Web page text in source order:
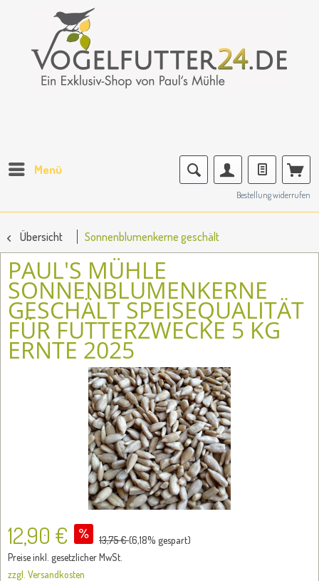
Menü
Bestellung widerrufen
Übersicht Sonnenblumenkerne geschält
PAUL'S MÜHLE
SONNENBLUMENKERNE
GESCHÄLT SPEISEQUALITÄT
FÜR FUTTERZWECKE 5 KG
ERNTE 2025
12,90 € 13,75 €(6,18% gespart)
Preise inkl. gesetzlicher MwSt.
zzgl. Versandkosten